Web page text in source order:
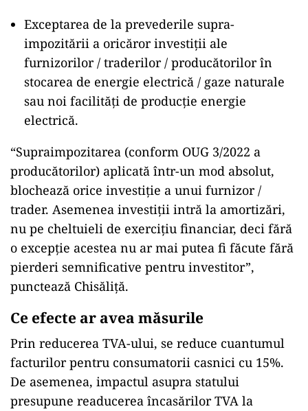
Exceptarea de la prevederile supra-
impozitării a oricăror investiții ale
furnizorilor / traderilor / producătorilor în
stocarea de energie electrică / gaze naturale
sau noi facilități de producție energie
electrică.
“Supraimpozitarea (conform OUG 3/2022 a
producătorilor) aplicată într-un mod absolut,
blochează orice investiție a unui furnizor /
trader. Asemenea investiții intră la amortizări,
nu pe cheltuieli de exercițiu financiar, deci fără
o excepție acestea nu ar mai putea fi făcute fără
pierderi semnificative pentru investitor”,
punctează Chisăliță.
Ce efecte ar avea măsurile
Prin reducerea TVA-ului, se reduce cuantumul
facturilor pentru consumatorii casnici cu 15%.
De asemenea, impactul asupra statului
presupune readucerea încasărilor TVA la